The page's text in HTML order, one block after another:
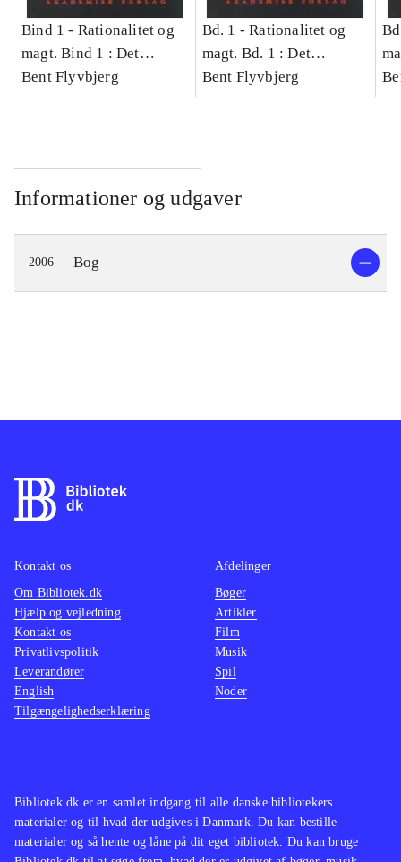
Bind 1 - Rationalitet og
magt. Bind 1 : Det
konkretes videnskab
Bent Flyvbjerg
Bd. 1 -Rationalitet og
magt. Bd. 1 : Det
konkretes videnskab
Bent Flyvbjerg
Informationer og udgaver
2006 Bog
Bibliotek.dk er en samlet indgang til alle danske bibliotekers
materialer og til hvad der udgives i Danmark. Du kan bestille
materialer og så hente og låne på dit eget bibliotek. Du kan bruge
Kontakt os
Om Bibliotek.dk
Hjælp og vejledning
Kontakt os
Privatlivspolitik
Leverandører
English
Tilgængelighedserklæring
Afdelinger
Bøger
Artikler
Film
Musik
Spil
Noder